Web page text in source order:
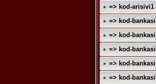
=> kod-arisivi1
=> kod-
=> kod-
=> kod-
=> kod-
=> kod-